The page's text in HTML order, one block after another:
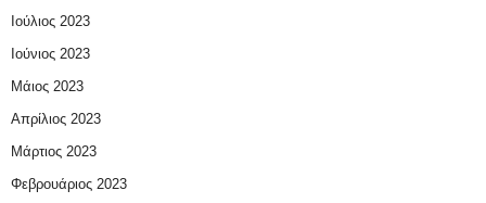
Ιούλιος 2023
Ιούνιος 2023
Μάιος 2023
Απρίλιος 2023
Μάρτιος 2023
Φεβρουάριος 2023